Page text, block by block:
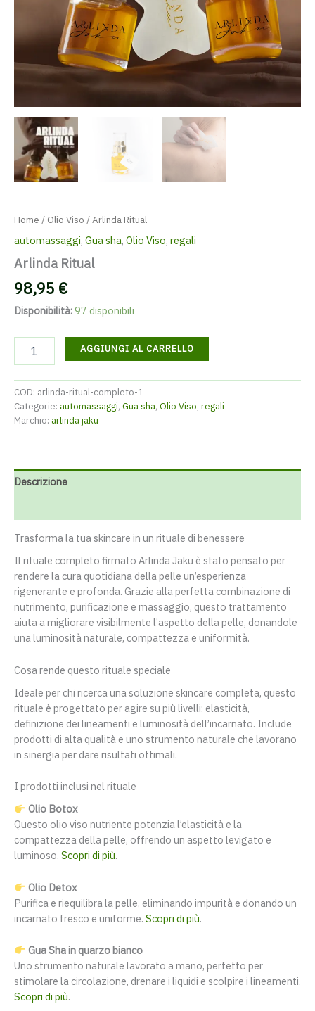
Home / Olio Viso / Arlinda Ritual
automassaggi, Gua sha, Olio Viso, regali
Arlinda Ritual
98,95 €
Disponibilità:97 disponibili
Ritual
AGGIUNGI AL CARRELLO
COD: arlinda-ritual-completo-1
Categorie: automassaggi, Gua sha, Olio Viso, regali
Marchio: arlinda jaku
Descrizione
Trasforma la tua skincare in un rituale di benessere
Il rituale completo firmato Arlinda Jaku è stato pensato per
rendere la cura quotidiana della pelle un’esperienza
rigenerante e profonda. Grazie alla perfetta combinazione di
nutrimento, purificazione e massaggio, questo trattamento
aiuta a migliorare visibilmente l’aspetto della pelle, donandole
una luminosità naturale, compattezza e uniformità.
Cosa rende questo rituale speciale
Ideale per chi ricerca una soluzione skincare completa, questo
rituale è progettato per agire su più livelli: elasticità,
definizione dei lineamenti e luminosità dell’incarnato. Include
prodotti di alta qualità e uno strumento naturale che lavorano
in sinergia per dare risultati ottimali.
I prodotti inclusi nel rituale
Olio Botox
Questo olio viso nutriente potenzia l’elasticità e la
compattezza della pelle, offrendo un aspetto levigato e
luminoso. Scopri di più.
Olio Detox
Purifica e riequilibra la pelle, eliminando impurità e donando un
incarnato fresco e uniforme. Scopri di più.
Gua Sha in quarzo bianco
Uno strumento naturale lavorato a mano, perfetto per
stimolare la circolazione, drenare i liquidi e scolpire i lineamenti.
Scopri di più.